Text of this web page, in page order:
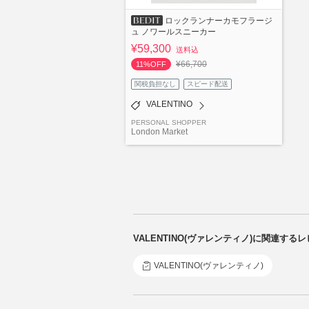
ロックランナーカモフラージ
ュ ノワールスニーカー
¥59,300 送料込
11%OFF
¥66,700
関税負担なし スピード配送
VALENTINO
PERSONAL SHOPPER
London Market
VALENTINO(ヴァレンティノ)に関連するレ
VALENTINO(ヴァレンティノ)